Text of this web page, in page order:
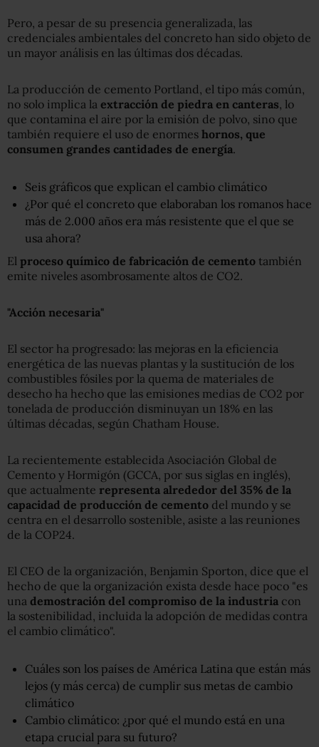
Pero, a pesar de su presencia generalizada, las
credenciales ambientales del concreto han sido objeto de
un mayor análisis en las últimas dos décadas.
La producción de cemento Portland, el tipo más común,
no solo implica la extracción de piedra en canteras , lo
que contamina el aire por la emisión de polvo, sino que
también requiere el uso de enormes hornos, que
consumen grandes cantidades de energía.
Seis gráficos que explican el cambio climático
¿Por qué el concreto que elaboraban los romanos hace
más de 2.000 años era más resistente que el que se
usa ahora?
El proceso químico de fabricación de cemento también
emite niveles asombrosamente altos de CO2.
"Acción necesaria"
El sector ha progresado: las mejoras en la eficiencia
energética de las nuevas plantas y la sustitución de los
combustibles fósiles por la quema de materiales de
desecho ha hecho que las emisiones medias de CO2 por
tonelada de producción disminuyan un 18% en las
últimas décadas, según Chatham House.
La recientemente establecida Asociación Global de
Cemento y Hormigón (GCCA, por sus siglas en inglés),
que actualmente representa alrededor del 35% de la
capacidad de producción de cemento del mundo y se
centra en el desarrollo sostenible, asiste a las reuniones
de la COP24.
El CEO de la organización, Benjamin Sporton, dice que el
hecho de que la organización exista desde hace poco "es
una demostración del compromiso de la industria con
la sostenibilidad, incluida la adopción de medidas contra
el cambio climático".
Cuáles son los países de América Latina que están más
lejos (y más cerca) de cumplir sus metas de cambio
climático
Cambio climático: ¿por qué el mundo está en una
etapa crucial para su futuro?